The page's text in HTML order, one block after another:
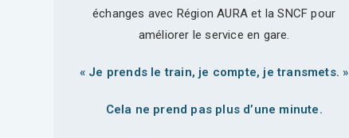
échanges avec Région AURA et la SNCF pour
améliorer le service en gare.
« Je prends le train, je compte, je transmets. »
Cela ne prend pas plus d’une minute.